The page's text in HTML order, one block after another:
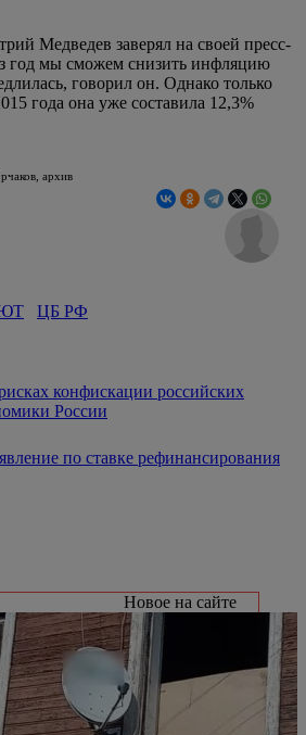
Медведев заверял на своей пресс-
год мы сможем снизить инфляцию
говорил он. Однако только
года она уже составила 12,3%
архив
ЦБ РФ
конфискации российских
России
по ставке рефинансирования
Новое на сайте